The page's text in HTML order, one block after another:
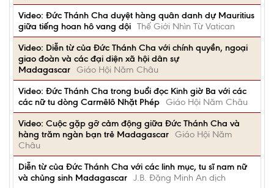
Video: Đức Thánh Cha duyệt hàng quân danh dự Mauritius
giữa tiếng hoan hô vang dội Thế Giới Nhìn Từ Vatican
Video: Diễn từ của Đức Thánh Cha với chính quyền, ngoại
giao đoàn và các đại diện xã hội dân sự
Madagascar Giáo Hội Năm Châu
Video: Đức Thánh Cha trong buổi đọc Kinh giờ Ba với các
các nữ tu dòng Carmêlô Nhặt Phép Giáo Hội Năm Châu
Video: Cuộc gặp gỡ cảm động giữa Đức Thánh Cha và
hàng trăm ngàn bạn trẻ Madagascar Giáo Hội Năm
Châu
Diễn từ của Đức Thánh Cha với các linh mục, tu sĩ nam nữ
và chủng sinh Madagascar J.B. Đặng Minh An dịch